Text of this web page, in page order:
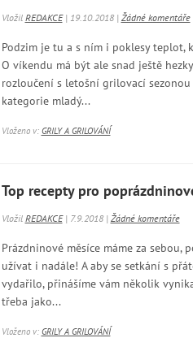
Vložil REDAKCE| 19.10.2018 | Žádné komentáře
Podzim je tu a s ním i poklesy teplot,
O víkendu má být ale snad ještě
rozloučení s letošní grilovací sezonou
kategorie mladý...
Vloženo v: GRILY A GRILOVÁNÍ
Top recepty pro
Vložil REDAKCE| 7.9.2018 | Žádné komentáře
Prázdninové měsíce máme za
užívat i nadále! A aby se setkání s
vydařilo, přinášíme vám několik
třeba jako...
Vloženo v: GRILY A GRILOVÁNÍ